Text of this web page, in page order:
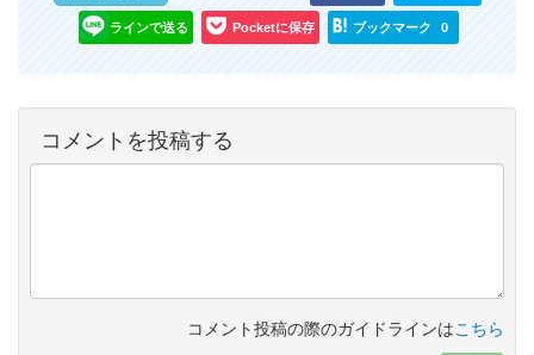
ラインで送る Pocketに保存 ブックマーク 0
コメントを投稿する
コメント投稿の際のガイドラインはこちら